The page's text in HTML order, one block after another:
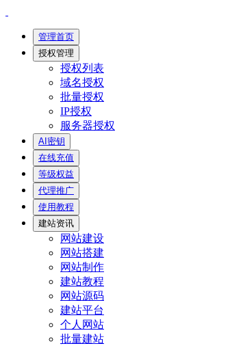
管理首页
授权管理
授权列表
域名授权
批量授权
IP授权
服务器授权
AI密钥
在线充值
等级权益
代理推广
使用教程
建站资讯
网站建设
网站搭建
网站制作
建站教程
网站源码
建站平台
个人网站
批量建站